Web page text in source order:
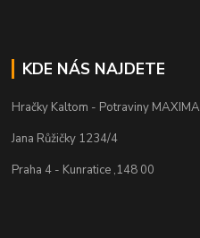
KDE NÁS NAJDETE
Hračky Kaltom - Potraviny MAXIMA
Jana Růžičky 1234/4
Praha 4 - Kunratice ,148 00